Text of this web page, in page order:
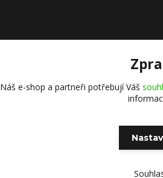
Náš e-shop a partneři potřebují Váš